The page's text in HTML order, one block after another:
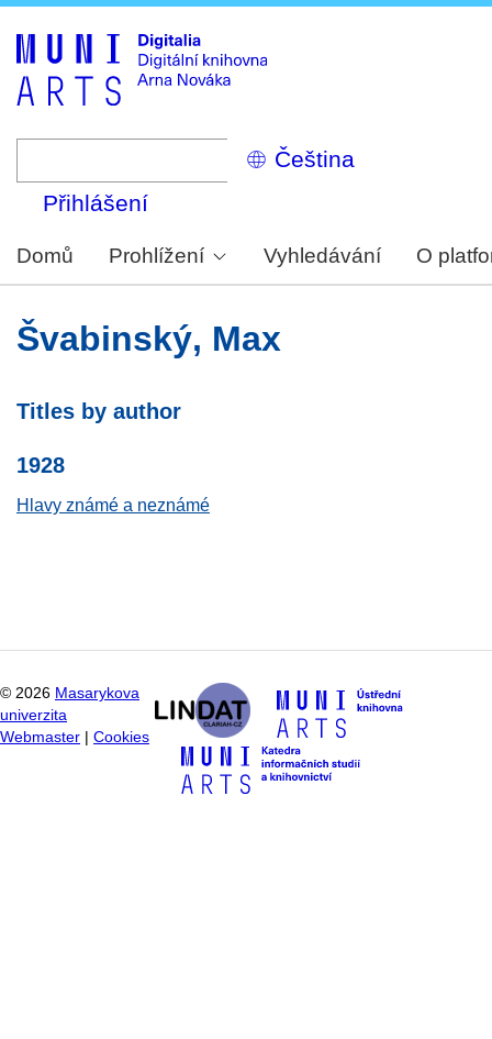
Select
your
Přihlášení
Domů Prohlížení Vyhledávání O
Švabinský, Max
Titles by author
1928
Hlavy známé a neznámé
© 2026 Masarykova
univerzita
Webmaster
Cookies